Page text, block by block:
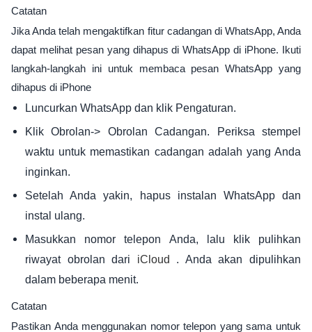
Catatan
Jika Anda telah mengaktifkan fitur cadangan di WhatsApp, Anda
dapat melihat pesan yang dihapus di WhatsApp di iPhone. Ikuti
langkah-langkah ini untuk membaca pesan WhatsApp yang
dihapus di iPhone
Luncurkan WhatsApp dan klik Pengaturan.
Klik Obrolan-> Obrolan Cadangan. Periksa stempel
waktu untuk memastikan cadangan adalah yang Anda
inginkan.
Setelah Anda yakin, hapus instalan WhatsApp dan
instal ulang.
Masukkan nomor telepon Anda, lalu klik pulihkan
riwayat obrolan dari
iCloud
. Anda akan dipulihkan
dalam beberapa menit.
Catatan
Pastikan Anda menggunakan nomor telepon yang sama untuk